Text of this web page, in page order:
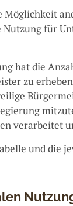
Möglichkeit
für
hat die
zu
verarbeitet
und die